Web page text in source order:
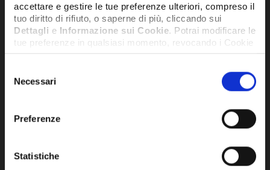
accettare e gestire le tue preferenze ulteriori, compreso il
tuo diritto di rifiuto, o saperne di più, cliccando sui
Dettagli e Informazione sui Cookie. Potrai modificare le
tue preferenze in qualsiasi momento, revocando i Cookie
precedentemente autorizzati, direttamente dalle
delNecessari
Preferenze
Statistiche